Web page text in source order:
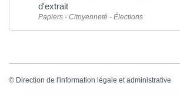
d'extrait
Papiers - Citoyenneté - Élections
© Direction de l'information légale et administrative